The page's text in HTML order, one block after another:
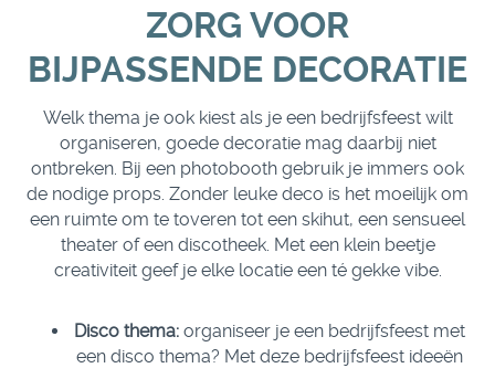
ZORG VOOR
BIJPASSENDE DECORATIE
Welk thema je ook kiest als je een bedrijfsfeest wilt
organiseren, goede decoratie mag daarbij niet
ontbreken. Bij een photobooth gebruik je immers ook
de nodige props. Zonder leuke deco is het moeilijk om
een ruimte om te toveren tot een skihut, een sensueel
theater of een discotheek. Met een klein beetje
creativiteit geef je elke locatie een té gekke vibe.
Disco thema: organiseer je een bedrijfsfeest met
een disco thema? Met deze bedrijfsfeest ideeën